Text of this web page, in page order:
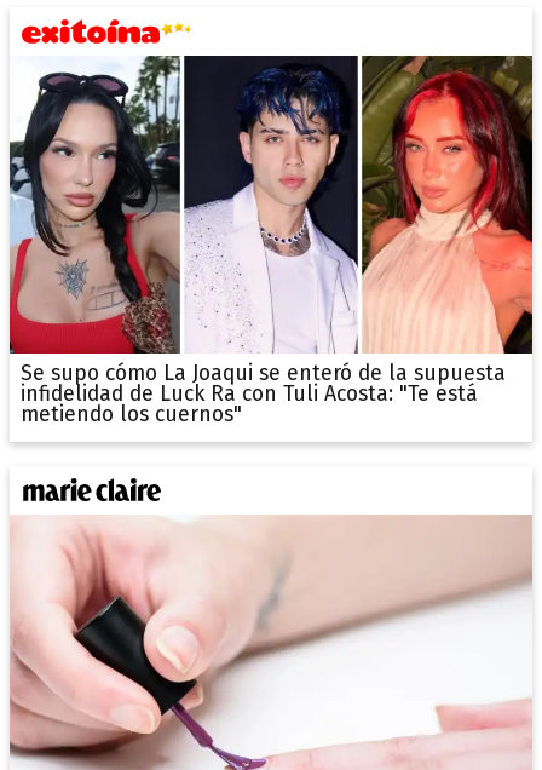
Se supo cómo La Joaqui se enteró de la supuesta
infidelidad de Luck Ra con Tuli Acosta: "Te está
metiendo los cuernos"